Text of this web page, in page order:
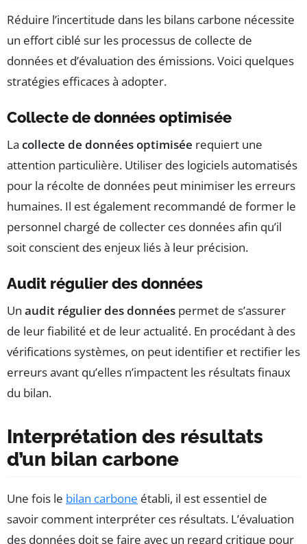
Réduire l’incertitude dans les bilans carbone nécessite
un effort ciblé sur les processus de collecte de
données et d’évaluation des émissions. Voici quelques
stratégies efficaces à adopter.
Collecte de données optimisée
La collecte de données optimisée requiert une
attention particulière. Utiliser des logiciels automatisés
pour la récolte de données peut minimiser les erreurs
humaines. Il est également recommandé de former le
personnel chargé de collecter ces données afin qu’il
soit conscient des enjeux liés à leur précision.
Audit régulier des données
Un audit régulier des données permet de s’assurer
de leur fiabilité et de leur actualité. En procédant à des
vérifications systèmes, on peut identifier et rectifier les
erreurs avant qu’elles n’impactent les résultats finaux
du bilan.
Interprétation des résultats
d’un bilan carbone
Une fois le bilan carbone établi, il est essentiel de
savoir comment interpréter ces résultats. L’évaluation
des données doit se faire avec un regard critique pour